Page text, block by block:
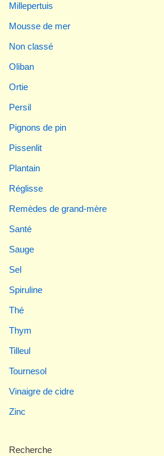
Millepertuis
Mousse de mer
Non classé
Oliban
Ortie
Persil
Pignons de pin
Pissenlit
Plantain
Réglisse
Remèdes de grand-mère
Santé
Sauge
Sel
Spiruline
Thé
Thym
Tilleul
Tournesol
Vinaigre de cidre
Zinc
Recherche